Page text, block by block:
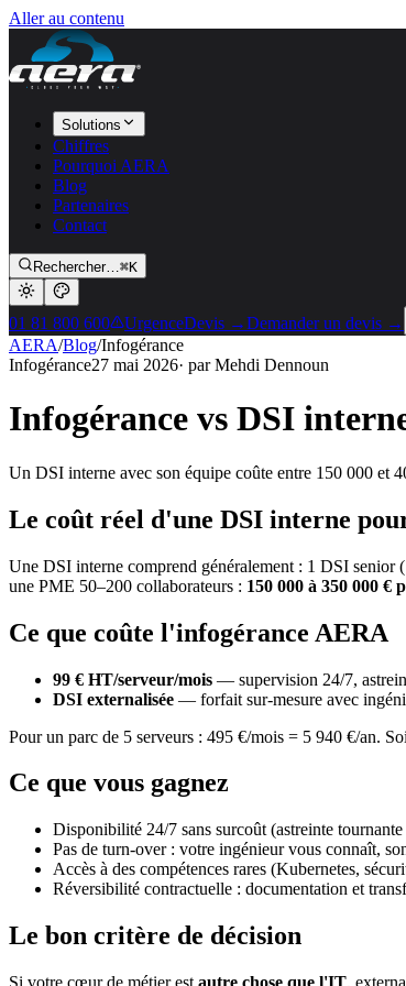
Aller au contenu
Solutions
Chiffres
Pourquoi AERA
Blog
Partenaires
Contact
Rechercher…⌘K
01 81 800 600 UrgenceDevis →Demander un devis →
AERA/Blog/Infogérance
Infogérance27 mai 2026· parMehdi Dennoun
Infogérance vs DSI
Un DSI interne avec son équipe coûte entre 150 000 et
Le coût réel d'une DSI interne
Une DSI interne comprend généralement : 1 DSI senior
une PME 50–200 collaborateurs : 150 000 à 350 000 €
Ce que coûte l'infogérance AERA
99 € HT/serveur/mois — supervision 24/7,
DSI externalisée — forfait sur-mesure avec
Pour un parc de 5 serveurs : 495 €/mois = 5 940 €/an.
Ce que vous gagnez
Disponibilité 24/7 sans surcoût (astreinte
Pas de turn-over : votre ingénieur vous connaît,
Accès à des compétences rares (Kubernetes,
Réversibilité contractuelle : documentation et
Le bon critère de décision